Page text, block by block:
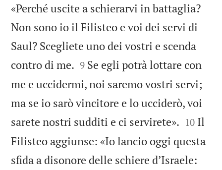
«Perché uscite a schierarvi in battaglia?
Non sono io il Filisteo e voi dei servi di
Saul? Scegliete uno dei vostri e scenda
contro di me. 

9 Se egli potrà lottare con
me e uccidermi, noi saremo vostri servi;
ma se io sarò vincitore e lo ucciderò, voi
sarete nostri sudditi e ci servirete». 

10 Il
Filisteo aggiunse: «Io lancio oggi questa
sfida a disonore delle schiere d’Israele: